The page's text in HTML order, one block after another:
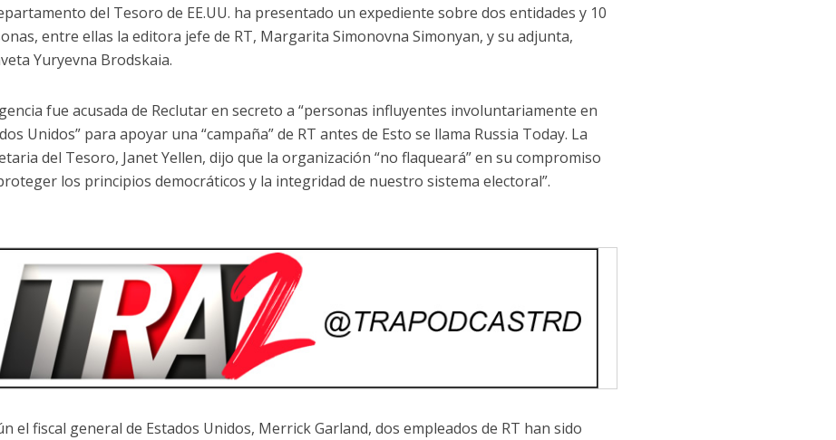
del Tesoro de EE.UU. ha presentado un expediente sobre dos entidades y 10
entre ellas la editora jefe de RT, Margarita Simonovna Simonyan, y su adjunta,
Yuryevna Brodskaia.
fue acusada de Reclutar en secreto a “personas influyentes involuntariamente en
Unidos” para apoyar una “campaña” de RT antes de Esto se llama Russia Today. La
del Tesoro, Janet Yellen, dijo que la organización “no flaqueará” en su compromiso
los principios democráticos y la integridad de nuestro sistema electoral”.
el fiscal general de Estados Unidos, Merrick Garland, dos empleados de RT han sido